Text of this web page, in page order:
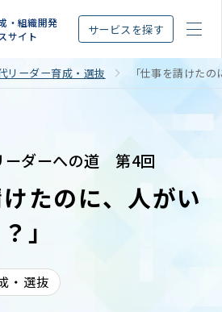
・組織開発
サイト
サービスを探す
リーダー育成・選抜 「仕事を請けた
ダーへの道 第4回
けたのに、人がい
」
・選抜